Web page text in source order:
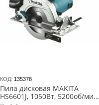
КОД: 135378
Пила дисковая MAKITA
HS6601J, 1050Вт, 5200об/мин,